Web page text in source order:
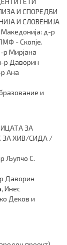
И СПОРЕДБИ
И СЛОВЕНИЈА
д-р
- Скопје.
р Мирјана
р Даворин
Ана
и
ЗА
ЗА ХИВ/СИДА /
Љупчо С.
Даворин
Инес
Деков и